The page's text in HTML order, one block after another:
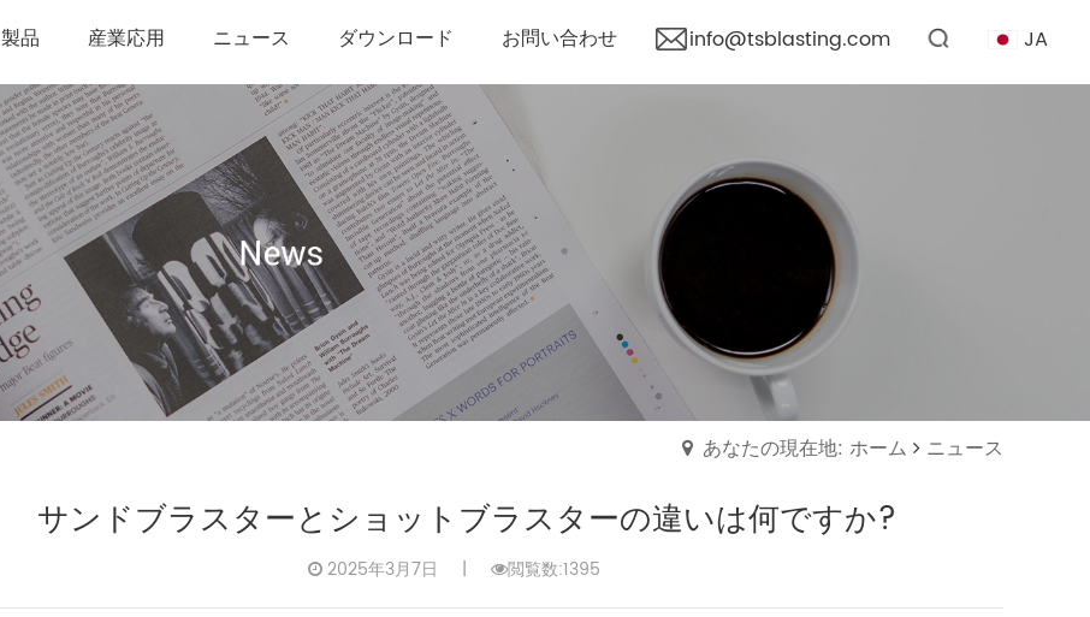
製品 産業応用 ニュース ダウンロード お問い合わせ info@tsblasting.com JA
あなたの現在地: ホーム ニュース
サンドブラスターとショットブラスターの違いは何ですか?
2025年3月7日 | 閲覧数:1395